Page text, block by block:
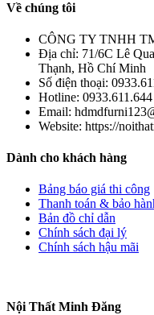
Về chúng tôi
CÔNG TY TNHH
Địa chỉ: 71/6C Lê
Thạnh, Hồ Chí Minh
Số điện thoại:
Hotline:
Email:
Website: https://
Dành cho khách hàng
Bảng báo giá thi công
Thanh toán & bảo
Bản đồ chỉ dẫn
Chính sách đại lý
Chính sách hậu mãi
Nội Thất Minh Đăng